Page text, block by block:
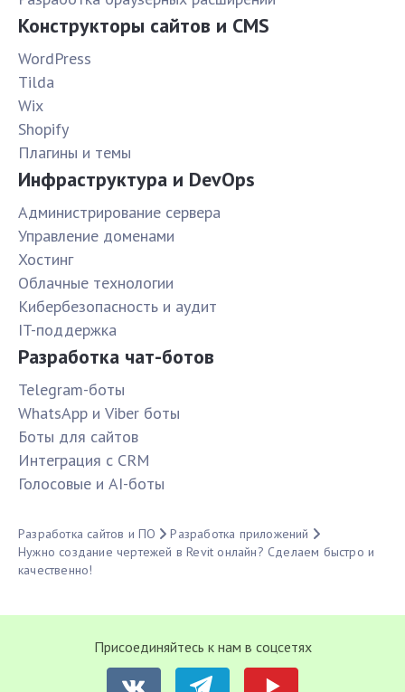
Конструкторы сайтов и CMS
WordPress
Tilda
Wix
Shopify
Плагины и темы
Инфраструктура и DevOps
Администрирование сервера
Управление доменами
Хостинг
Облачные технологии
Кибербезопасность и аудит
IT-поддержка
Разработка чат-ботов
Telegram-боты
WhatsApp и Viber боты
Боты для сайтов
Интеграция с CRM
Голосовые и AI-боты
Разработка сайтов и ПО
Разработка приложений
Нужно создание чертежей в Revit онлайн? Сделаем быстро и
качественно!
Присоединяйтесь к нам в соцсетях